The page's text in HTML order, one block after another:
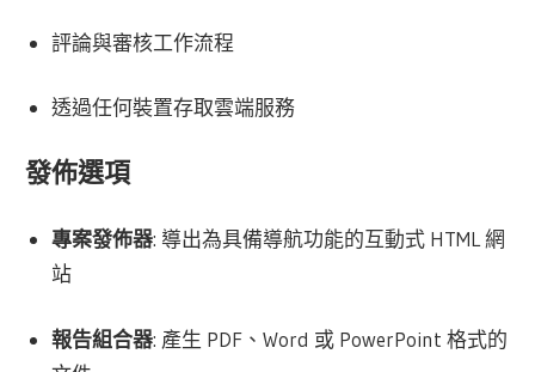
評論與審核工作流程
透過任何裝置存取雲端服務
發佈選項
專案發佈器: 導出為具備導航功能的互動式 HTML 網
站
報告組合器: 產生 PDF、Word 或 PowerPoint 格式的